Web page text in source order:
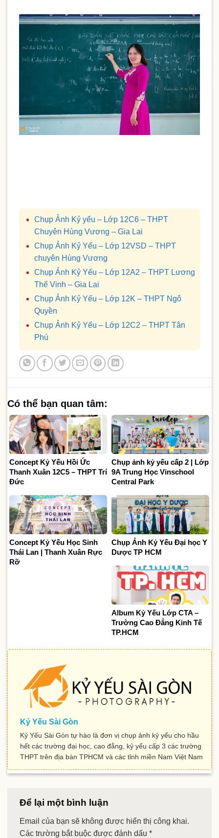
Chụp Ảnh Kỷ yếu – Lớp 12C6 – THPT
Chuyên Hùng Vương – Gia Lai
Chụp Ảnh Kỷ Yếu – Lớp 12VSD – THPT
chuyên Hùng Vương
Chụp Ảnh Kỷ Yếu – Lớp 12A2 – THPT Lương
Thế Vinh – Gia Lai
Chụp Ảnh Kỷ Yếu – Lớp 12K – THPT Ngô
Quyền
Chụp Ảnh Kỷ Yếu – Lớp 12C2 – THPT Tân
Phú
Có thể bạn quan tâm:
Concept Kỷ Yếu Hồi Ức
Thanh Xuân 12C5 – THPT Trí
Đức
Chụp ảnh kỷ yếu cấp 2 | Lớp
9A Trung Học Vinschool
Central Park
Concept Kỷ Yếu Học Sinh
Thái Lan | Thanh Xuân Rực
Rỡ
Chụp Ảnh Kỷ Yếu Đại học Y
Dược TP HCM
Album Kỷ Yếu Lớp CTA –
Trường Cao Đẳng Kinh Tế
TP.HCM
Kỷ Yếu Sài Gòn
Kỷ Yếu Sài Gòn tự hào là đơn vị chụp ảnh kỷ yếu cho hầu
hết các trường đại học, cao đẳng, kỷ yếu cấp 3 các trường
THPT trên địa bàn TPHCM và các tỉnh miền Nam Việt Nam
Để lại một bình luận
Email của bạn sẽ không được hiển thị công khai.
Các trường bắt buộc được đánh dấu *